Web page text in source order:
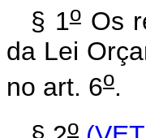
§ 1oOs
da Lei
no art. 6o.
o